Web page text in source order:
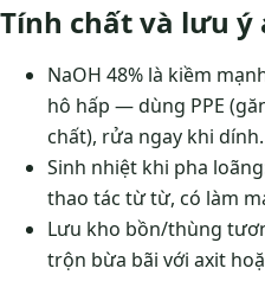
Tính chất và lưu ý
NaOH 48% là kiềm
hô hấp — dùng PPE
chất), rửa ngay khi dính.
Sinh nhiệt khi pha
thao tác từ từ, có làm
Lưu kho bồn/thùng
trộn bừa bãi với axit